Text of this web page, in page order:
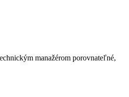
manažérom porovnateľné,